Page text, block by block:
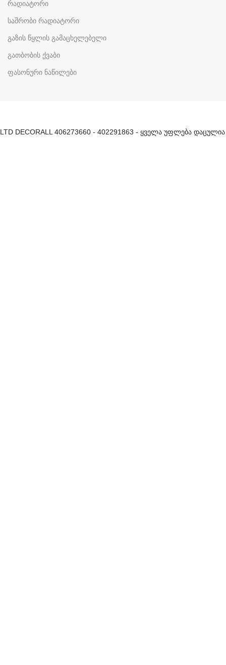
რადიატორი
საშრობი რადიატორი
გაზის წყლის გამაცხელებელი
გათბობის ქვაბი
ფასონური ნაწილები
LTD DECORALL 406273660 - 402291863 - ყველა უფლება დაცულია